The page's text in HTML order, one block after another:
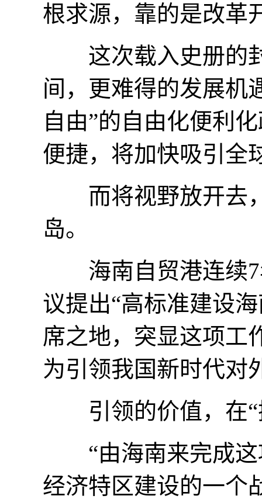
根求源，靠的是改革
这次载入史册的封
间，更难得的发展机
自由”的自由化便利
便捷，将加快吸引全
而将视野放开去，
岛。
海南自贸港连续7
议提出“高标准建设
席之地，突显这项
为引领我国新时代对
引领的价值，在“
“由海南来完成这
经济特区建设的一个